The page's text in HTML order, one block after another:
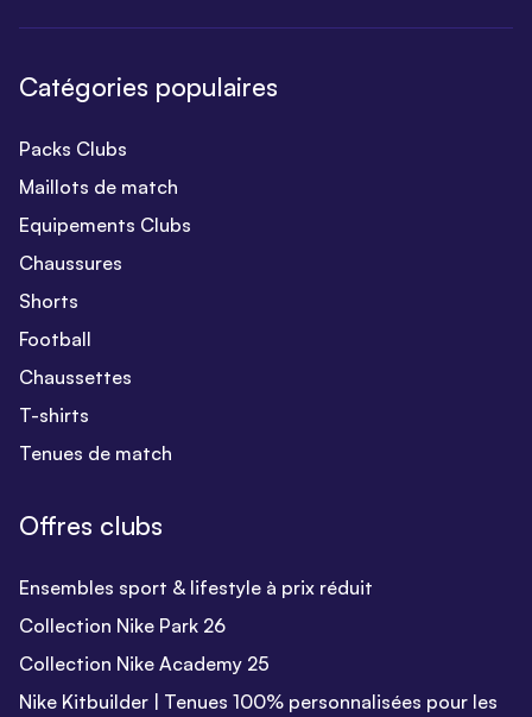
Catégories populaires
Packs Clubs
Maillots de match
Equipements Clubs
Chaussures
Shorts
Football
Chaussettes
T-shirts
Tenues de match
Offres clubs
Ensembles sport & lifestyle à prix réduit
Collection Nike Park 26
Collection Nike Academy 25
Nike Kitbuilder | Tenues 100% personnalisées pour les